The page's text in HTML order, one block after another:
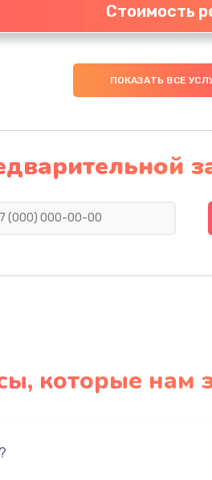
Стоимость
ПОКАЗАТЬ ВСЕ
которые нам